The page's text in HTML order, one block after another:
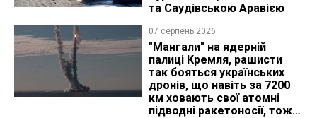
та Саудівською Аравією
07 серпень 2026
"Мангали" на ядерній
палиці Кремля, рашисти
так бояться українських
дронів, що навіть за 7200
км ховають свої атомні
підводні ракетоносії, тож